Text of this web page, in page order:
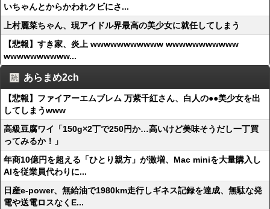
いちゃんとからかわれクビにさ...
上村麗菜ちゃん、現アイドル界最高の美少女に就任してしまう
【悲報】すき家、炎上 wwwwwwwwwww wwwwwwwwwww
wwwwwwwwww...
あらまめ2ch
【悲報】ファイアーエムブレム 万紫千紅さん、白人の●●美少女を出
してしまうwww
高級豆腐ワイ「150g×2丁で250円か…高いけど美味そうだし一丁買
ってみるか！」
年商10億円を超える「ひとり親方」が激増、Mac miniを大量購入し
AIを従業員代わりに...
日産e-power、無給油で1980km走行しギネス記録を達成、無駄な発
電や送電ロスなくE...